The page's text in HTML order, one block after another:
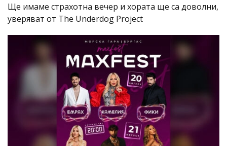
Ще имаме страхотна вечер и хората ще са доволни,
уверяват от The Underdog Project